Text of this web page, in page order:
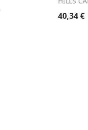
40,34€